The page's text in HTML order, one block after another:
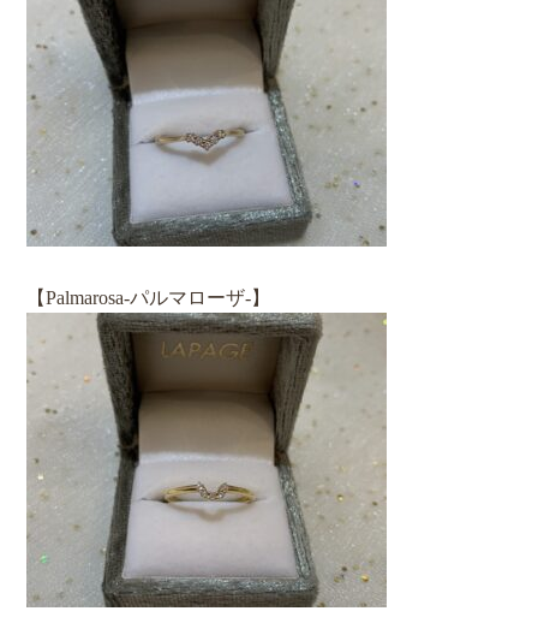
【Palmarosa‐パルマローザ‐】